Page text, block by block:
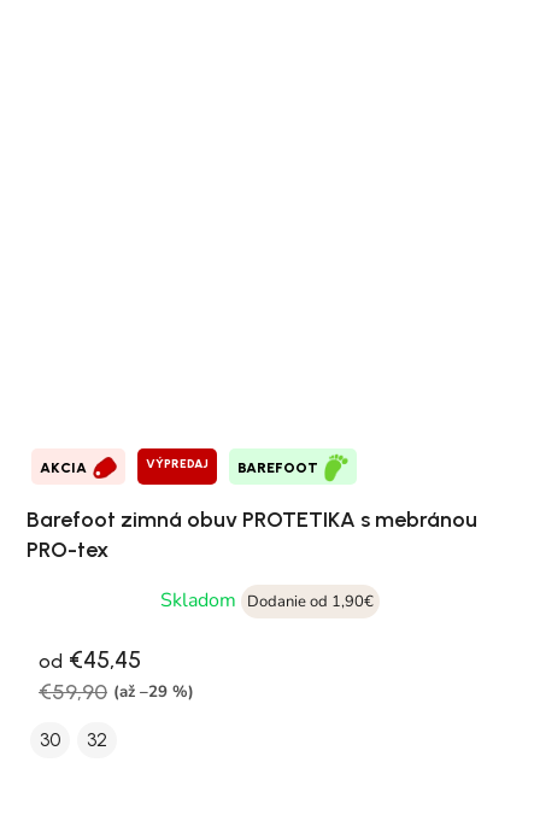
AKCIA VÝPREDAJ BAREFOOT
Barefoot zimná obuv PROTETIKA s mebránou
PRO-tex
Skladom
Dodanie od 1,90€
od €45,45
€59,90 (až –29 %)
30 32